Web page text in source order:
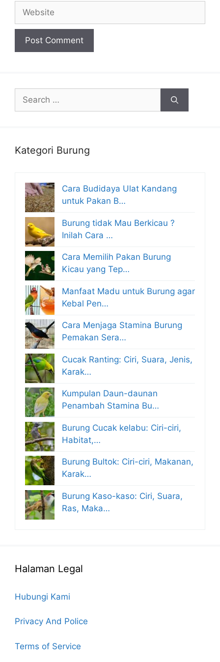
Website
Search
for:
Kategori Burung
Cara Budidaya Ulat Kandang
untuk Pakan B…
Burung tidak Mau Berkicau ?
Inilah Cara …
Cara Memilih Pakan Burung
Kicau yang Tep…
Manfaat Madu untuk Burung agar
Kebal Pen…
Cara Menjaga Stamina Burung
Pemakan Sera…
Cucak Ranting: Ciri, Suara, Jenis,
Karak…
Kumpulan Daun-daunan
Penambah Stamina Bu…
Burung Cucak kelabu: Ciri-ciri,
Habitat,…
Burung Bultok: Ciri-ciri, Makanan,
Karak…
Burung Kaso-kaso: Ciri, Suara,
Ras, Maka…
Halaman Legal
Hubungi Kami
Privacy And Police
Terms of Service